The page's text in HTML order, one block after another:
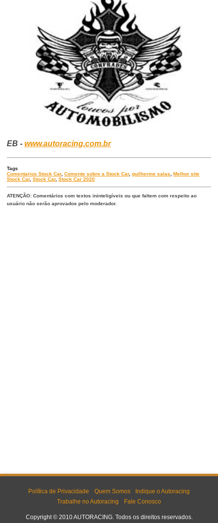
EB -www.autoracing.com.br
Tags
Comentarios Stock Car,Comente sobre a Stock Car,guilherme salas,Melhor site
Stock Car,Stock Car,Stock Car 2020
ATENÇÃO: Comentários com textos ininteligíveis ou que faltem com respeito ao
usuário não serão aprovados pelo moderador.
Política de Privacidade Quem Somos
Indique o Autoracing
Trabalhe no Autoracing
Fale Conosco
Copyright © 2010 AUTORACING. Todos os direitos reservados.